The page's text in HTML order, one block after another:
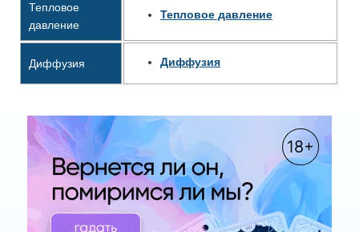
Тепловое
давление
Тепловое давление
Диффузия Диффузия